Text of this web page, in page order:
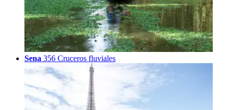
Sena 356 Cruceros fluviales